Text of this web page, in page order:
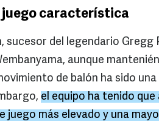
juego característica
sucesor del legendario
aunque
de balón ha sido
el equipo ha tenido
juego más elevado y una